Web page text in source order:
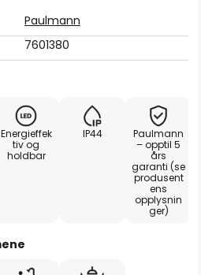
Paulmann
7601380
Energieffek
tiv og
holdbar
IP44
Paulmann
– opptil 5
års
garanti (se
produsent
ens
opplysnin
ger)